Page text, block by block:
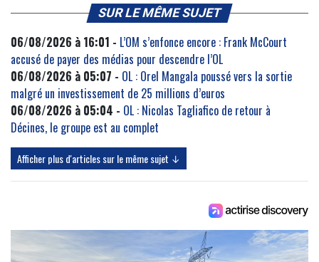
SUR LE MÊME SUJET
06/08/2026 à 16:01 - L’OM s’enfonce encore : Frank McCourt
accusé de payer des médias pour descendre l’OL
06/08/2026 à 05:07 - OL : Orel Mangala poussé vers la sortie
malgré un investissement de 25 millions d’euros
06/08/2026 à 05:04 - OL : Nicolas Tagliafico de retour à
Décines, le groupe est au complet
Afficher plus d'articles sur le même sujet ↓